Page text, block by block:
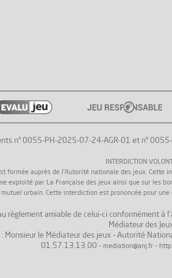
n° 0055-PH-2025-07-24-AGR-01 et n°
INTERDICTION
formée auprès de l'Autorité nationale des jeux.
exploité par La Française des jeux ainsi que sur les
urbain. Cette interdiction est prononcée pour
règlement amiable de celui-ci conformément
Médiateur des
Monsieur le Médiateur des jeux - Autorité
01.57.13.13.00 - mediation@anj.fr-